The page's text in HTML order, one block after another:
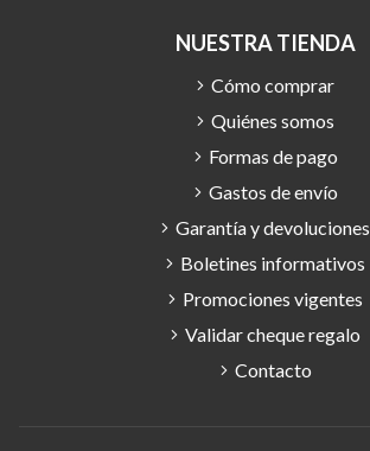
NUESTRA TIENDA
Cómo comprar
Quiénes somos
Formas de pago
Gastos de envío
Garantía y devoluciones
Boletines informativos
Promociones vigentes
Validar cheque regalo
Contacto